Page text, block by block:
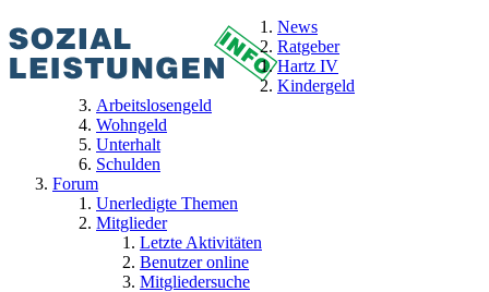
News
Ratgeber
Hartz IV
Kindergeld
Arbeitslosengeld
Wohngeld
Unterhalt
Schulden
Forum
Unerledigte Themen
Mitglieder
Letzte Aktivitäten
Benutzer online
Mitgliedersuche